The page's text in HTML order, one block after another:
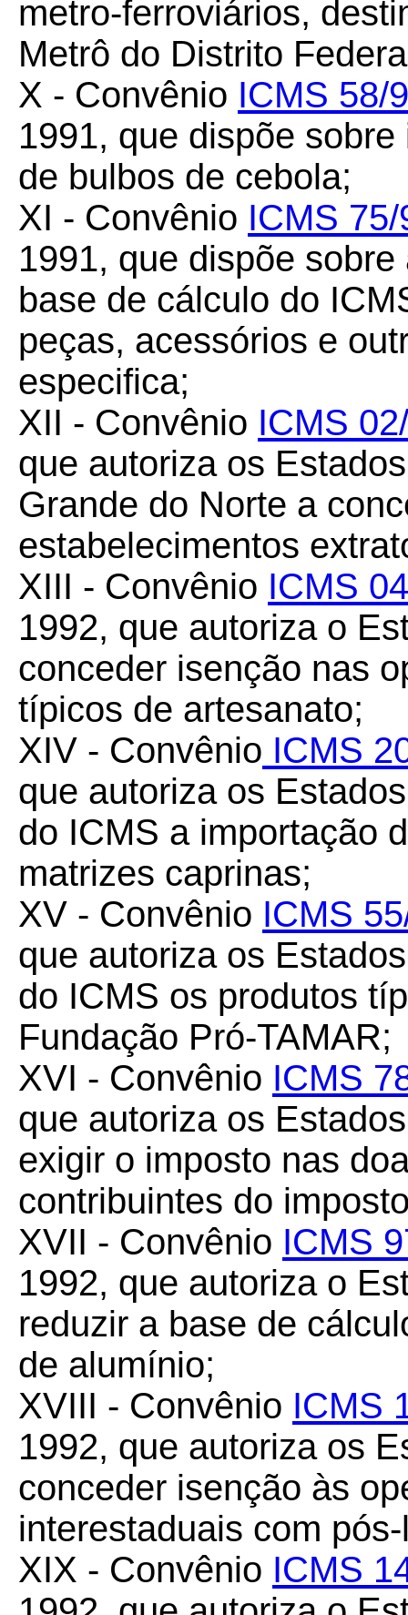
metro-ferroviários,
Metrô do Distrito
X - Convênio ICMS 58/
1991, que dispõe
de bulbos de cebola;
XI - Convênio ICMS 75/
1991, que dispõe
base de cálculo do
peças, acessórios e
especifica;
XII - Convênio ICMS
que autoriza os
Grande do Norte a
estabelecimentos
XIII - Convênio ICMS
1992, que autoriza o
conceder isenção nas
típicos de artesanato;
XIV - Convênio ICMS
que autoriza os
do ICMS a importação
matrizes caprinas;
XV - Convênio ICMS
que autoriza os
do ICMS os produtos
Fundação Pró-TAMAR;
XVI - Convênio ICMS
que autoriza os
exigir o imposto nas
contribuintes do
XVII - Convênio ICMS
1992, que autoriza o
reduzir a base de
de alumínio;
XVIII - Convênio ICMS
1992, que autoriza os
conceder isenção às
interestaduais com
XIX - Convênio ICMS